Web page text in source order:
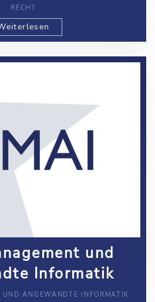
RECHT
und
Informatik
UND ANGEWANDTE INFORMATIK